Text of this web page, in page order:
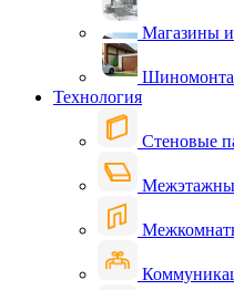
Магазины
Технология
Стеновые